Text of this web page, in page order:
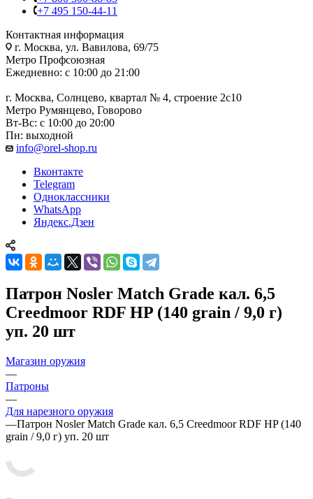
+7 495 150-44-11
Контактная информация
г. Москва, ул. Вавилова, 69/75
Метро Профсоюзная
Ежедневно: с 10:00 до 21:00
г. Москва, Солнцево, квартал № 4, строение 2с10
Метро Румянцево, Говорово
Вт-Вс: с 10:00 до 20:00
Пн: выходной
info@orel-shop.ru
Вконтакте
Telegram
Одноклассники
WhatsApp
Яндекс.Дзен
Патрон Nosler Match Grade кал. 6,5
Creedmoor RDF HP (140 grain / 9,0 г)
уп. 20 шт
Магазин оружия
—
Патроны
—
Для нарезного оружия
—Патрон Nosler Match Grade кал. 6,5 Creedmoor RDF HP (140
grain / 9,0 г) уп. 20 шт